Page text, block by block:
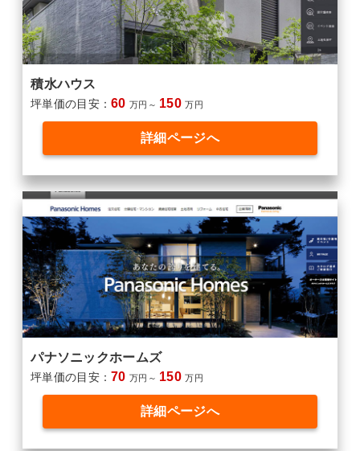
積水ハウス
坪単価の目安：60 万円～ 150 万円
詳細ページへ
パナソニックホームズ
坪単価の目安：70 万円～ 150 万円
詳細ページへ